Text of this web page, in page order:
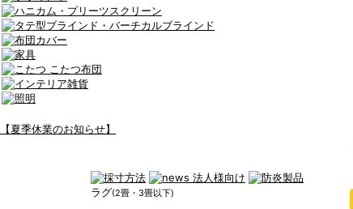
【夏季休業のお知らせ】
ラグ(2畳・3畳以下)